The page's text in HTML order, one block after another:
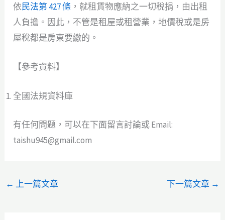
依民法第 427 條 ，就租賃物應納之一切稅捐，由出租
人負擔。因此，不管是租屋或租營業，地價稅或是房
屋稅都是房東要繳的。
【參考資料】
全國法規資料庫
有任何問題，可以在下面留言討論或 Email:
taishu945@gmail.com
← 上一篇文章 下一篇文章 →